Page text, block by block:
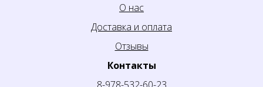
Контакты
8-978-532-60-23
О нас
Доставка и оплата
Отзывы